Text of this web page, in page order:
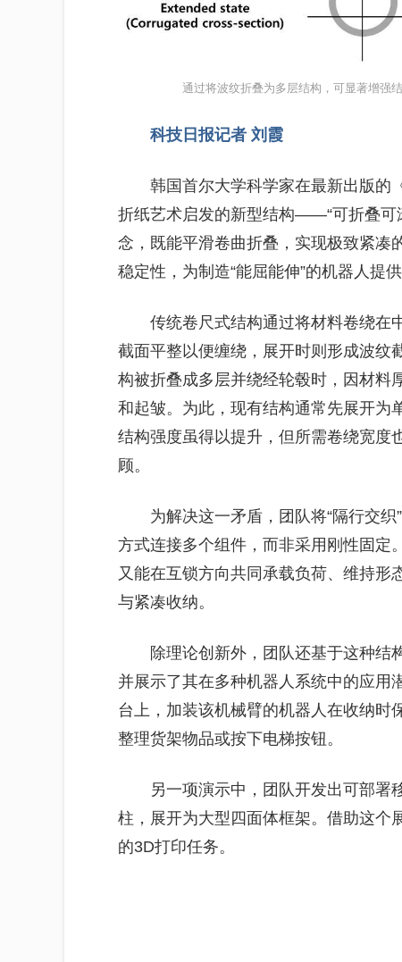
通过将波纹折叠为多层结构，可显著增强
科技日报记者 刘霞
韩国首尔大学科学家在最新出版的
折纸艺术启发的新型结构——“可折叠可
念，既能平滑卷曲折叠，实现极致紧凑
稳定性，为制造“能屈能伸”的机器人提供
传统卷尺式结构通过将材料卷绕在
截面平整以便缠绕，展开时则形成波纹
构被折叠成多层并绕经轮毂时，因材料
和起皱。为此，现有结构通常先展开为
结构强度虽得以提升，但所需卷绕宽度
顾。
为解决这一矛盾，团队将“隔行交
方式连接多个组件，而非采用刚性固定
又能在互锁方向共同承载负荷、维持形
与紧凑收纳。
除理论创新外，团队还基于这种结
并展示了其在多种机器人系统中的应用
台上，加装该机械臂的机器人在收纳时
整理货架物品或按下电梯按钮。
另一项演示中，团队开发出可部署
柱，展开为大型四面体框架。借助这个
的3D打印任务。